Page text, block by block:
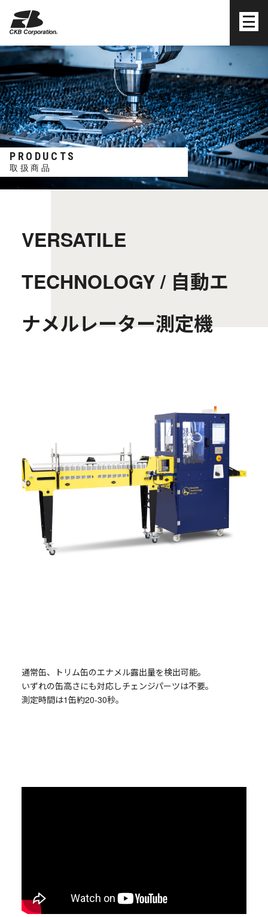
PRODUCTS
取扱商品
VERSATILE
TECHNOLOGY / 自動エ
ナメルレーター測定機
通常缶、トリム缶のエナメル露出量を検出可能。
いずれの缶高さにも対応しチェンジパーツは不要。
測定時間は1缶約20-30秒。